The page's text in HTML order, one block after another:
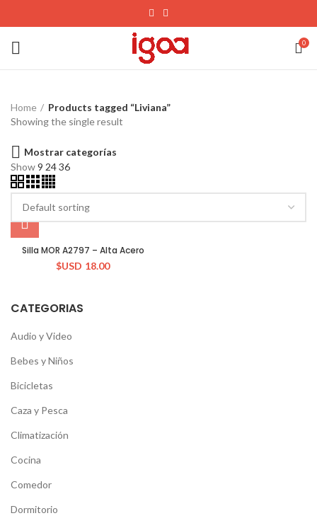
0
CATEGORIAS
Audio y Video
Bebes y Niños
Bicicletas
Caza y Pesca
Climatización
Cocina
Comedor
Dormitorio
Home
Products tagged “Liviana”
Showing the single result
Mostrar categorías
Show9 2436
Silla MOR A2797 – Alta Acero
$USD 18.00